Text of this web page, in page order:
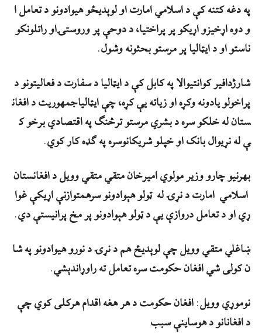
پهدغهکتنهکېداسلاميامارتاولوېدیځوهیوادونودتعاملا
ودوهاړخیزواړیکوپرپراختیا،ددوحېپروروستۍاوراتلونکو
ناستواودایټالیاپرمرستوبحثونهوشول.
شارژدافیرکوانتیوالاپهکابلکېدایټالیادسفارتدفعالیتونود
پراخولويادونهوکړهاوزیاتهیېکړه،چېایټالیاجمهوریتدافغان
ستانلهخلکوسرهدبشريمرستوترڅنګپهاقتصاديبرخوک
ېلهنړیوالبانکاوخپلوشريکانوسرهپهګډهکارکوي.
بهرنیوچارووزیرمولويامیرخانمتقيمتقيوويلدافغانستان
اسلامي امارتدنړۍله ټولوهېوادونوسرهمتوازنېاړیکېغوا
ړياودتعاملدروازېيېدټولوهېوادونوپرمخپرانیستېدي.
ښاغليمتقيوویلچېلوېدیځهمدنړۍدنوروهیوادونوپهشا
نکولیشيافغانحکومتسرهتعاملتهراوړاندېشي.
نوموړيوویل:افغانحکومتدهرهغهاقدامهرکلیکويچې
دافغانانودهوساينېسبب